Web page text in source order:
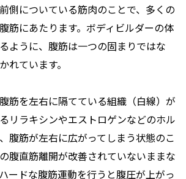
側についている筋肉のことで、多くの
筋にあたります。ボディビルダーの体
ように、腹筋は一つの固まりではな
れています。
筋を左右に隔てている組織（白線）が
リラキシンやエストロゲンなどのホル
腹筋が左右に広がってしまう状態のこ
腹直筋離開が改善されていないままな
ードな腹筋運動を行うと腹圧が上がっ